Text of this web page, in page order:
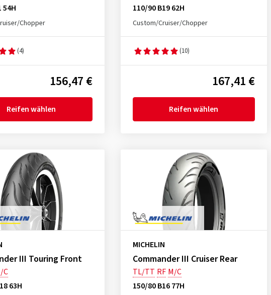
54H
Chopper
(4)
156,47 €
Reifen wählen
110/90 B19 62H
Custom/Cruiser/Chopper
(10)
167,41 €
Reifen wählen
III Touring Front
C
63H
MICHELIN
Commander III Cruiser Rear
TL/TT RF M/C
150/80 B16 77H